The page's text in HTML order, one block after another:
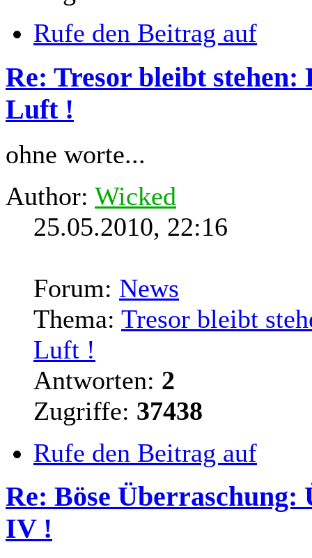
Rufe den Beitrag auf
Re: Tresor bleibt stehen:
Luft !
ohne worte...
Author: Wicked
25.05.2010, 22:16
Forum: News
Thema: Tresor bleibt
Luft !
Antworten: 2
Zugriffe: 37438
Rufe den Beitrag auf
Re: Böse
IV !